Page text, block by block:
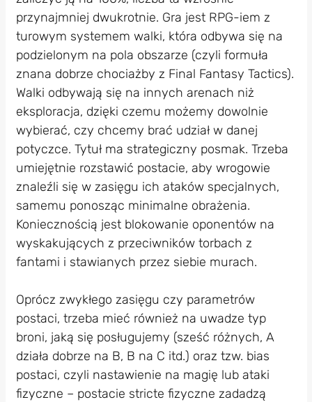
przynajmniej dwukrotnie. Gra jest RPG-iem z
turowym systemem walki, która odbywa się na
podzielonym na pola obszarze (czyli formuła
znana dobrze chociażby z Final Fantasy Tactics).
Walki odbywają się na innych arenach niż
eksploracja, dzięki czemu możemy dowolnie
wybierać, czy chcemy brać udział w danej
potyczce. Tytuł ma strategiczny posmak. Trzeba
umiejętnie rozstawić postacie, aby wrogowie
znaleźli się w zasięgu ich ataków specjalnych,
samemu ponosząc minimalne obrażenia.
Koniecznością jest blokowanie oponentów na
wyskakujących z przeciwników torbach z
fantami i stawianych przez siebie murach.
Oprócz zwykłego zasięgu czy parametrów
postaci, trzeba mieć również na uwadze typ
broni, jaką się posługujemy (sześć różnych, A
działa dobrze na B, B na C itd.) oraz tzw. bias
postaci, czyli nastawienie na magię lub ataki
fizyczne – postacie stricte fizyczne zadadzą